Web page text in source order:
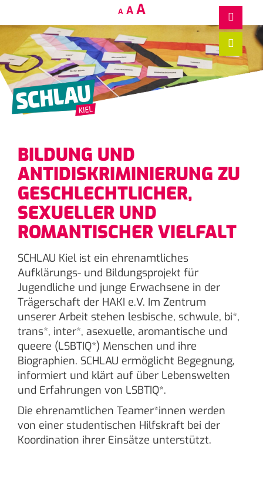
A
Decrease
font
size.
A Reset
size.
AIncrease
font
size.
BILDUNG UND
ANTIDISKRIMINIERUNG ZU
GESCHLECHTLICHER,
SEXUELLER UND
ROMANTISCHER VIELFALT
SCHLAU Kiel ist ein ehrenamtliches
Aufklärungs- und Bildungsprojekt für
Jugendliche und junge Erwachsene in der
Trägerschaft der HAKI e.V. Im Zentrum
unserer Arbeit stehen lesbische, schwule, bi*,
trans*, inter*, asexuelle, aromantische und
queere (LSBTIQ*) Menschen und ihre
Biographien. SCHLAU ermöglicht Begegnung,
informiert und klärt auf über Lebenswelten
und Erfahrungen von LSBTIQ*.
Die ehrenamtlichen Teamer*innen werden
von einer studentischen Hilfskraft bei der
Koordination ihrer Einsätze unterstützt.